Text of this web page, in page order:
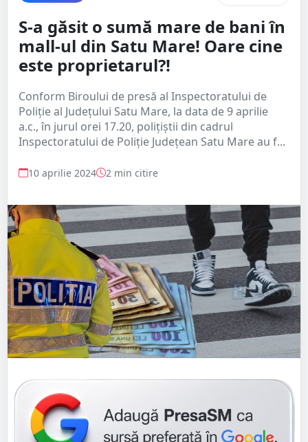
S-a găsit o sumă mare de bani în
mall-ul din Satu Mare! Oare cine
este proprietarul?!
Conform Biroului de presă al Inspectoratului de
Poliție al Județului Satu Mare, la data de 9 aprilie
a.c., în jurul orei 17.20, polițiștii din cadrul
Inspectoratului de Poliție Județean Satu Mare au f...
10 aprilie 2024 2 min citire